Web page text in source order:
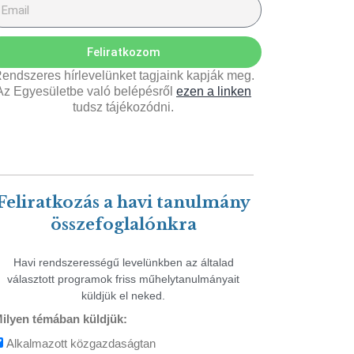
Feliratkozom
hírlevelünket tagjaink kapják meg.
Egyesületbe való belépésről ezen a linken
tudsz tájékozódni.
a havi tanulmány
összefoglalónkra
Havi rendszerességű levelünkben az általad
választott programok friss műhelytanulmányait
küldjük el neked.
témában küldjük:
Alkalmazott közgazdaságtan